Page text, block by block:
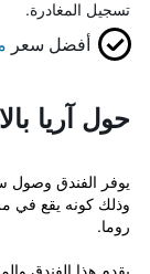
تسجيل المغادرة.
أفضل سعر
حول آريا
يوفر الفندق وصول
وذلك كونه يقع في
روما.